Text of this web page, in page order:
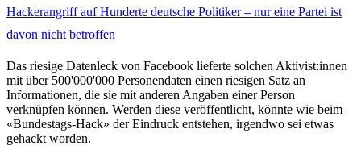
Hackerangriff auf Hunderte deutsche Politiker – nur eine Partei ist
davon nicht betroffen
Das riesige Datenleck von Facebook lieferte solchen Aktivist:innen
mit über 500'000'000 Personendaten einen riesigen Satz an
Informationen, die sie mit anderen Angaben einer Person
verknüpfen können. Werden diese veröffentlicht, könnte wie beim
«Bundestags-Hack» der Eindruck entstehen, irgendwo sei etwas
gehackt worden.